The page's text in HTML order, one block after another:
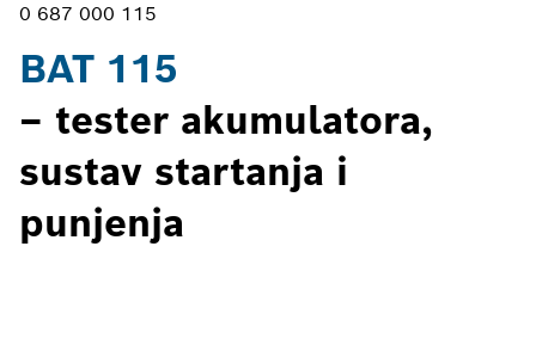
0 687 000 115
BAT 115
– tester akumulatora,
sustav startanja i
punjenja